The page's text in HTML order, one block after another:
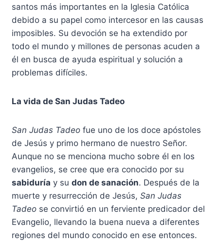
santos más importantes en la Iglesia Católica
debido a su papel como intercesor en las causas
imposibles. Su devoción se ha extendido por
todo el mundo y millones de personas acuden a
él en busca de ayuda espiritual y solución a
problemas difíciles.
La vida de San Judas Tadeo
San Judas Tadeo fue uno de los doce apóstoles
de Jesús y primo hermano de nuestro Señor.
Aunque no se menciona mucho sobre él en los
evangelios, se cree que era conocido por su
sabiduría y su don de sanación. Después de la
muerte y resurrección de Jesús, San Judas
Tadeo se convirtió en un ferviente predicador del
Evangelio, llevando la buena nueva a diferentes
regiones del mundo conocido en ese entonces.